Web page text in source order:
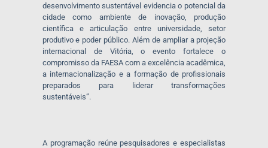
desenvolvimento sustentável evidencia o potencial da
cidade como ambiente de inovação, produção
científica e articulação entre universidade, setor
produtivo e poder público. Além de ampliar a projeção
internacional de Vitória, o evento fortalece o
compromisso da FAESA com a excelência acadêmica,
a internacionalização e a formação de profissionais
preparados para liderar transformações
sustentáveis”.
A programação reúne pesquisadores e especialistas